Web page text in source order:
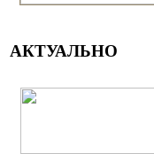
АКТУАЛЬНО